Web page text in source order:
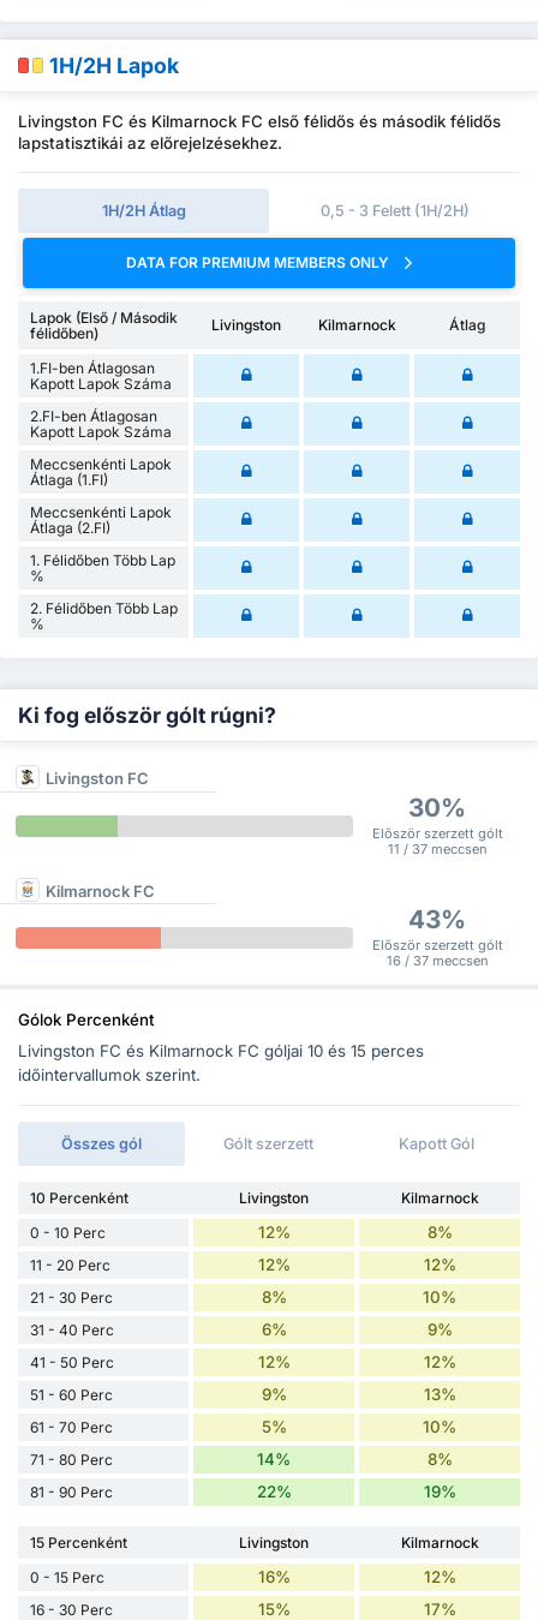
1H/2H Lapok
Livingston FC és Kilmarnock FC első félidős és második félidős
lapstatisztikái az előrejelzésekhez.
1H/2H Átlag 0,5 - 3 Felett (1H/2H)
DATA FOR PREMIUM MEMBERS ONLY
Lapok (Első / Második
félidőben)
Livingston Kilmarnock Átlag
1.FI-ben Átlagosan
Kapott Lapok Száma
2.FI-ben Átlagosan
Kapott Lapok Száma
Meccsenkénti Lapok
Átlaga (1.FI)
Meccsenkénti Lapok
Átlaga (2.FI)
1. Félidőben Több Lap
%
2. Félidőben Több Lap
%
Ki fog először gólt rúgni?
Livingston FC
30%
Először szerzett gólt
11 / 37 meccsen
Kilmarnock FC
43%
Először szerzett gólt
16 / 37 meccsen
Gólok Percenként
Livingston FC és Kilmarnock FC góljai 10 és 15 perces
időintervallumok szerint.
Összes gól Gólt szerzett Kapott Gól
10 Percenként Livingston
Kilmarnock
0 - 10 Perc
12% 8%
11 - 20 Perc 12% 12%
21 - 30 Perc 8% 10%
31 - 40 Perc 6% 9%
41 - 50 Perc 12% 12%
51 - 60 Perc 9% 13%
61 - 70 Perc 5% 10%
71 - 80 Perc 14% 8%
81 - 90 Perc 22% 19%
15 Percenként Livingston
Kilmarnock
0 - 15 Perc
16% 12%
16 - 30 Perc 15% 17%